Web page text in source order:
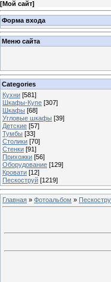
[Мой сайт]
Форма входа
Меню сайта
Categories
Кухни [581]
Шкафы-Купе [307]
Шкафы [68]
Угловые шкафы [39]
Детские [57]
Тумбы [33]
Столики [70]
Стенки [91]
Прихожки [56]
Оборудование [129]
Кровати [12]
Пескоструй [1219]
Главная » Фотоальбом »